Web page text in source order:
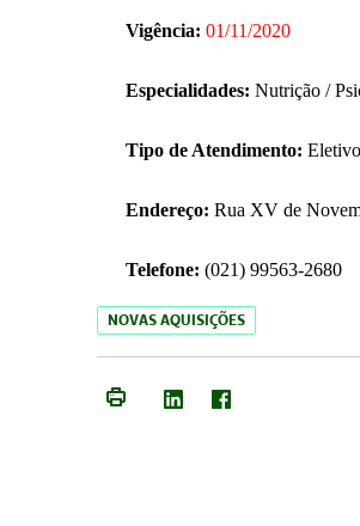
Vigência: 01/11/2020
Especialidades: Nutrição /
Tipo de Atendimento: Eletivo
Endereço: Rua XV de
Telefone: (021) 99563-2680
NOVAS AQUISIÇÕES